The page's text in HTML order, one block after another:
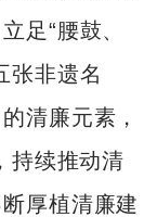
足“腰鼓、
张非遗名
清廉元素，
持续推动清
厚植清廉建